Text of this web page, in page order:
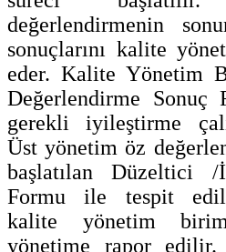
değerlendirmenin
sonuçlarını kalite
eder. Kalite Yönetim
Değerlendirme Sonuç
gerekli iyileştirme
Üst yönetim öz
başlatılan Düzeltici
Formu ile tespit
kalite yönetim
yönetime rapor edilir.